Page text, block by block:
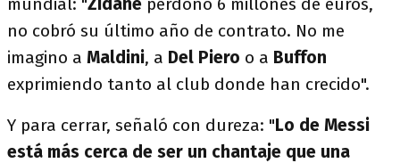
no cobró su último año de contrato. No me
imagino a Maldini, a Del Piero o a Buffon
exprimiendo tanto al club donde han crecido".
Y para cerrar, señaló con dureza: "Lo de Messi
está más cerca de ser un chantaje que una